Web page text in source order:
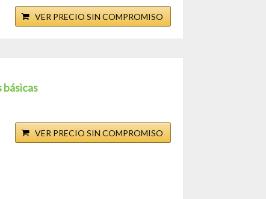
VER PRECIO SIN COMPROMISO
básicas
VER PRECIO SIN COMPROMISO